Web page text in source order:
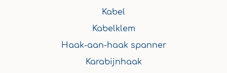
Kabel
Kabelklem
Haak-aan-haak spanner
Karabijnhaak